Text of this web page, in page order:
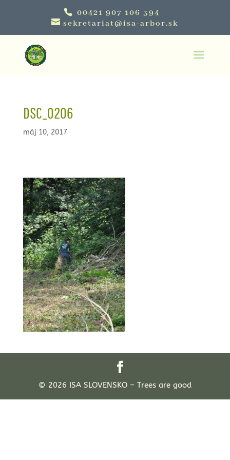
00421 907 106 394
sekretariat@isa-arbor.sk
DSC_0206
máj 10, 2017
© 2026 ISA SLOVENSKO – Trees are good